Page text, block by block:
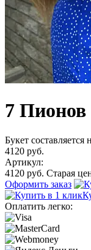
7 Пионов
Букет
4120 руб.
Артикул:
4120 руб. Старая
Оформить заказ
Оплатить легко: